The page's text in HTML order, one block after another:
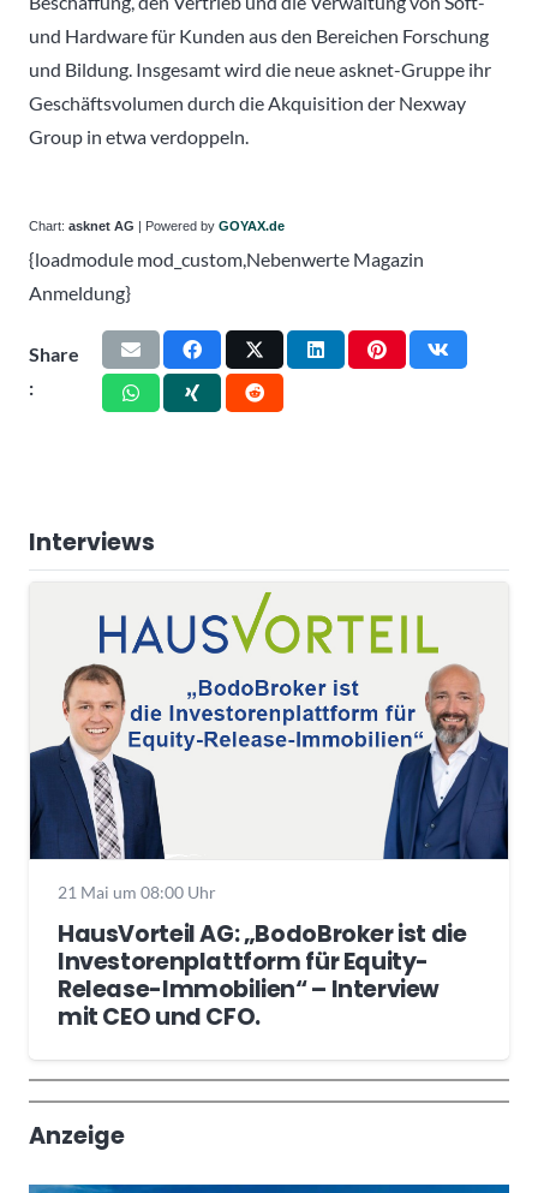
und Hardware für Kunden aus den Bereichen Forschung
und Bildung. Insgesamt wird die neue asknet-Gruppe ihr
Geschäftsvolumen durch die Akquisition der Nexway
Group in etwa verdoppeln.
Chart: asknet AG | Powered by GOYAX.de
{loadmodule mod_custom,Nebenwerte Magazin
Anmeldung}
Share
:
Interviews
21 Mai um 08:00 Uhr
HausVorteil AG: „BodoBroker ist die
Investorenplattform für Equity-
Release-Immobilien“ – Interview
mit CEO und CFO.
Wochenrückblick
Trendthemen
Anzeige